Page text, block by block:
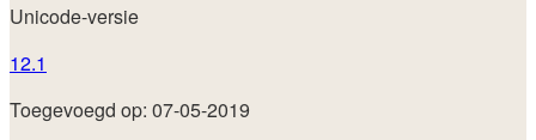
Unicode-versie
12.1
Toegevoegd op: 07-05-2019